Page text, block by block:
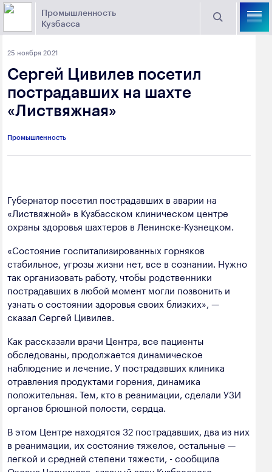
Промышленность
Кузбасса
Поиск
Торговая площадка Кузбасса
Выберите отрасль
Электроэнергетика
Машиностроение
Добыча общераспространенных
полезных ископаемых
Лёгкая промышленность
Пищевая промышленность
Новости
650000, г. Кемерово, пр. Советский, 63
+7 (3842) 58-78-61
dprom@ako.ru
Создание сайта — Мэйк
25 ноября 2021
Сергей Цивилев посетил
пострадавших на шахте
«Листвяжная»
Промышленность
Губернатор посетил пострадавших в аварии на
«Листвяжной» в Кузбасском клиническом центре
охраны здоровья шахтеров в Ленинске-Кузнецком.
«Состояние госпитализированных горняков
стабильное, угрозы жизни нет, все в сознании. Нужно
так организовать работу, чтобы родственники
пострадавших в любой момент могли позвонить и
узнать о состоянии здоровья своих близких», —
сказал Сергей Цивилев.
Как рассказали врачи Центра, все пациенты
обследованы, продолжается динамическое
наблюдение и лечение. У пострадавших клиника
отравления продуктами горения, динамика
положительная. Тем, кто в реанимации, сделали УЗИ
органов брюшной полости, сердца.
В этом Центре находятся 32 пострадавших, два из них
в реанимации, их состояние тяжелое, остальные —
легкой и средней степени тяжести, - сообщила